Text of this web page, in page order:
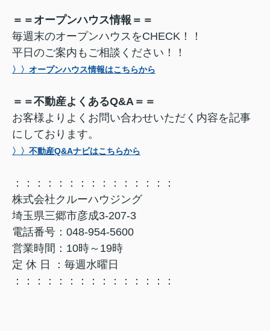
＝＝オープンハウス情報＝＝
毎週末のオープンハウスをCHECK！！
平日のご案内もご相談ください！！
〉〉オープンハウス情報はこちらから
＝＝不動産よくあるQ&A＝＝
お客様よりよくお問い合わせいただく内容を記事
にしております。
〉〉不動産Q&Aナビはこちらから
：：：：：：：：：：：：：：：
株式会社クルーハウジング
埼玉県三郷市彦成3-207-3
電話番号：048-954-5600
営業時間：10時～19時
定 休 日 ：毎週水曜日
：：：：：：：：：：：：：：：